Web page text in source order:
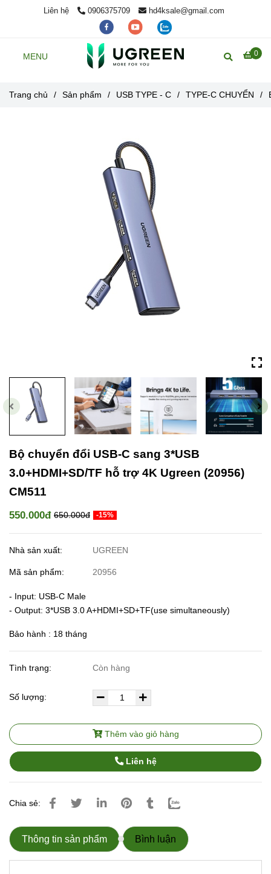
Liên hệ 0906375709 hd4ksale@gmail.com
0
MENU
Trang chủ / Sản phẩm / USB TYPE - C / TYPE-C CHUYỂN /
Bộ chuyển đổi USB-C sang 3*USB
3.0+HDMI+SD/TF hỗ trợ 4K Ugreen (20956)
CM511
550.000đ 650.000đ -15%
Nhà sản xuất: UGREEN
Mã sản phẩm: 20956
- Input: USB-C Male
- Output: 3*USB 3.0 A+HDMI+SD+TF(use simultaneously)
Bảo hành : 18 tháng
Tình trạng: Còn hàng
Số lượng:
Thêm vào giỏ hàng
Liên hệ
Chia sẻ:
Thông tin sản phẩm Bình luận